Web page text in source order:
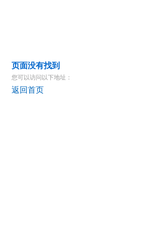
页面没有找到
您可以访问以下地址：
返回首页